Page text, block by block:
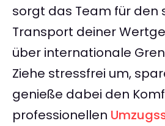
sorgt das Team für den
Transport deiner
über internationale
Ziehe stressfrei um,
genieße dabei den
professionellen